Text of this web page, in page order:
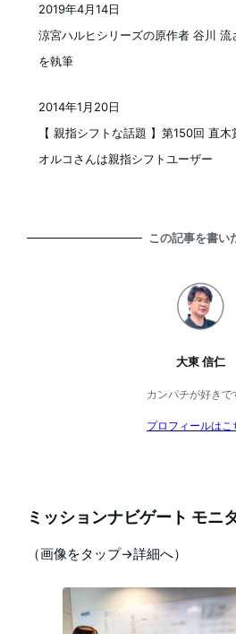
涼宮ハルヒシリーズの原作者 谷川
を執筆
投稿日
2019年4月14日
【 親指シフトな話題 】第150回 直
オルコさんは親指シフトユーザー
2014年1月20日
この記事を書い
大東 信仁
カンパチが好きで
プロフィールはこ
ミッションナビゲート モニ
（画像をタップ→詳細へ）